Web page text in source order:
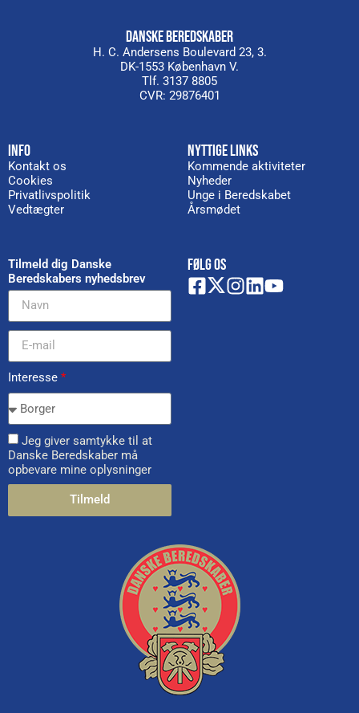
DANSKE BEREDSKABER
H. C. Andersens Boulevard 23, 3.
DK-1553 København V.
Tlf. 3137 8805
CVR: 29876401
INFO
Kontakt os
Cookies
Privatlivspolitik
Vedtægter
NYTTIGE LINKS
Kommende aktiviteter
Nyheder
Unge i Beredskabet
Årsmødet
Tilmeld dig Danske
Beredskabers nyhedsbrev
Interesse *
Jeg giver samtykke til at
Danske Beredskaber må
opbevare mine oplysninger
Tilmeld
FØLG OS